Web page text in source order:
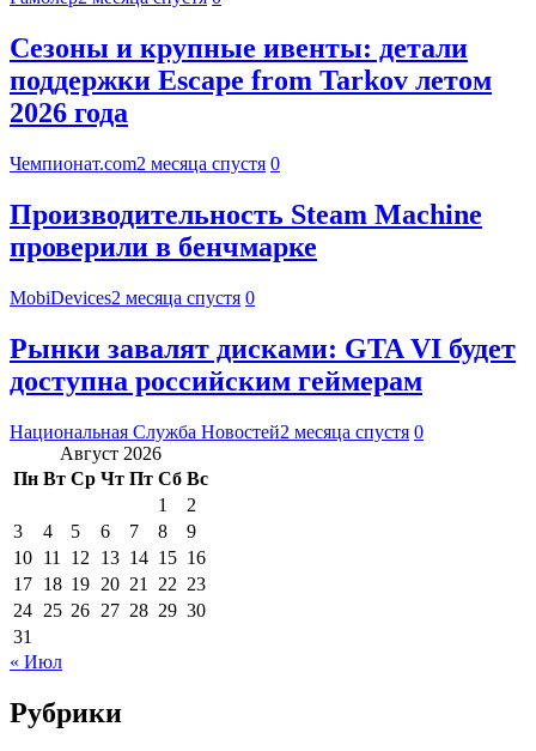
Сезоны и крупные ивенты: детали
поддержки Escape from Tarkov летом
2026 года
Чемпионат.com2 месяца спустя 0
Производительность Steam Machine
проверили в бенчмарке
MobiDevices2 месяца спустя 0
Рынки завалят дисками: GTA VI будет
доступна российским геймерам
Национальная Служба Новостей2 месяца спустя 0
Август 2026
Пн Вт Ср Чт Пт Сб Вс
1
2
3
4 5 6 7 8
9
10 11 12 13 14 15 16
17 18 19 20 21 22 23
24 25 26 27 28 29 30
31
« Июл
Рубрики